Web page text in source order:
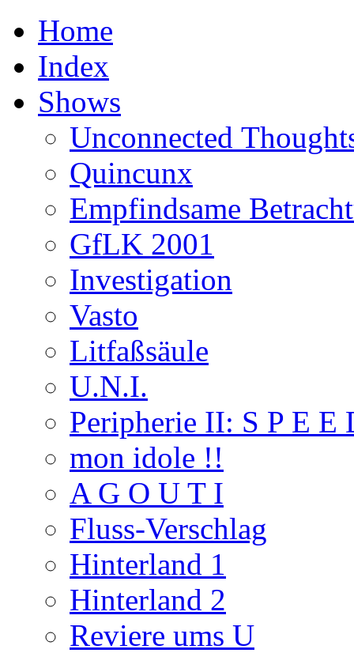
Home
Index
Shows
Unconnected
Quincunx
Empfindsame
GfLK 2001
Investigation
Vasto
Litfaßsäule
U.N.I.
Peripherie II: S P E E
mon idole !!
A G O U T I
Fluss-Verschlag
Hinterland 1
Hinterland 2
Reviere ums U